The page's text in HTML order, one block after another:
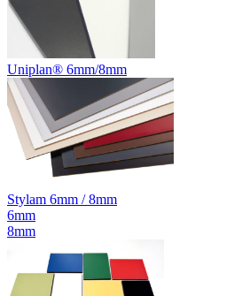
Uniplan® 6mm/8mm
Stylam 6mm / 8mm
6mm
8mm